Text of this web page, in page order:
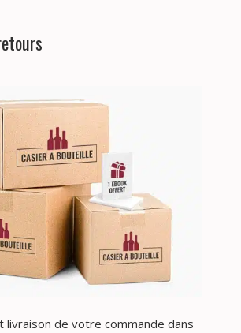
livraison de votre commande dans